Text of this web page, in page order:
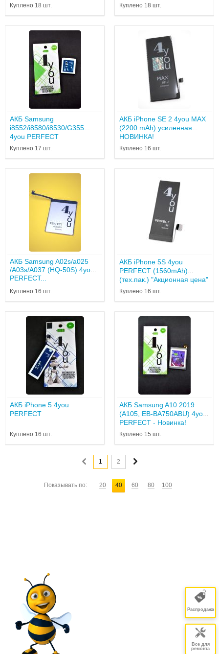
Куплено 18 шт. Куплено 18 шт.
АКБ Samsung
i8552/i8580/i8530/G355
4you PERFECT
Куплено 17 шт.
АКБ iPhone SE 2 4you MAX
(2200 mAh) усиленная
НОВИНКА!
Куплено 16 шт.
АКБ Samsung A02s/a025
/A03s/A037 (HQ-50S) 4you
PERFECT...
Куплено 16 шт.
АКБ iPhone 5S 4you
PERFECT (1560mAh)
(тех.пак.) "Акционная цена"
Куплено 16 шт.
АКБ iPhone 5 4you
PERFECT
Куплено 16 шт.
АКБ Samsung A10 2019
(A105, EB-BA750ABU) 4you
PERFECT - Новинка!
Куплено 15 шт.
1 2
Показывать по: 20 40 60 80 100
Распродажа
Все для
ремонта